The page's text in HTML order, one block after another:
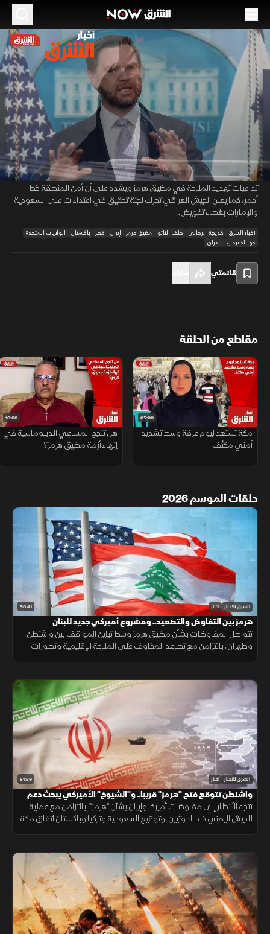
00:12 /43:44
الموسم 2026
تحركات دبلوماسية متسارعة نحو طهران.. والناتو
يحذر تداعيات إغلاق هرمز
43:43 أخبار
أخبار الشرق
تشير المعطيات إلى استمرار القضايا الخلافية دون حسم، مع إرسال قطر
وباكستان وفوداً تفاوضية إلى طهران بتنسيق مع واشنطن، في وقت يؤكد
فيه ترمب أن الإيرانيين يتطلعون إلى اتفاق، بينما يحذر أمين عام الناتو من
تداعيات تهديد الملاحة في مضيق هرمز ويشدد على أن أمن المنطقة خط
أحمر، كما يعلن الجيش العراقي تحرك لجنة تحقيق في اعتداءات على السعودية
والإمارات بغطاء تفويض.
أخبار الشرق خديجة الرحالي حلف الناتو مضيق هرمز إيران قطر باكستان
الولايات المتحدة
دونالد ترمب
العراق
قائمتي
مقاطع من الحلقة
05:00
مكة تستعد ليوم عرفة وسط تشديد
أمني مكثف
10:00
هل تنجح المساعي الدبلوماسية في
إنهاء أزمة مضيق هرمز؟
حلقات الموسم 2026
50:41 الشرق للأخبار أخبار
هرمز بين التفاوض والتصعيد.. ومشروع أميركي جديد للبنان
تتواصل المفاوضات بشأن مضيق هرمز وسط تباين المواقف بين واشنطن
وطهران، بالتزامن مع تصاعد المخاوف على الملاحة الإقليمية وتطورات
51:59 الشرق للأخبار أخبار
واشنطن تتوقع فتح "هرمز" قريبا.. و"الشيوخ" الأميركي يبحث دعم
لبنان
تتجه الأنظار إلى مفاوضات أميركا وإيران بشأن "هرمز". بالتزامن مع عملية
للجيش اليمني ضد الحوثيين. وتوقيع السعودية وتركيا وباكستان اتفاق مكة